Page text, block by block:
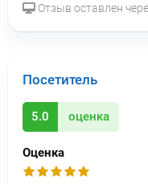
Отзыв оставлен
Посетитель
5.0 оценка
Оценка